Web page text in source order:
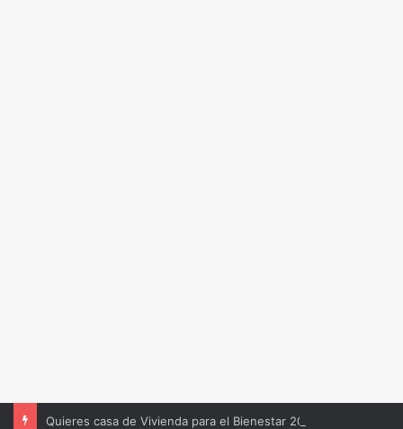
Quieres casa de Vivienda para el Bienestar 2026